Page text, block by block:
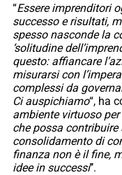
“Essere imprenditori
successo e risultati,
spesso nasconde la
‘solitudine
questo: affiancare
misurarsi con
complessi da
Ci auspichiamo“, ha
ambiente virtuoso
che possa
consolidamento di
finanza non è il fine,
idee in successi’’.